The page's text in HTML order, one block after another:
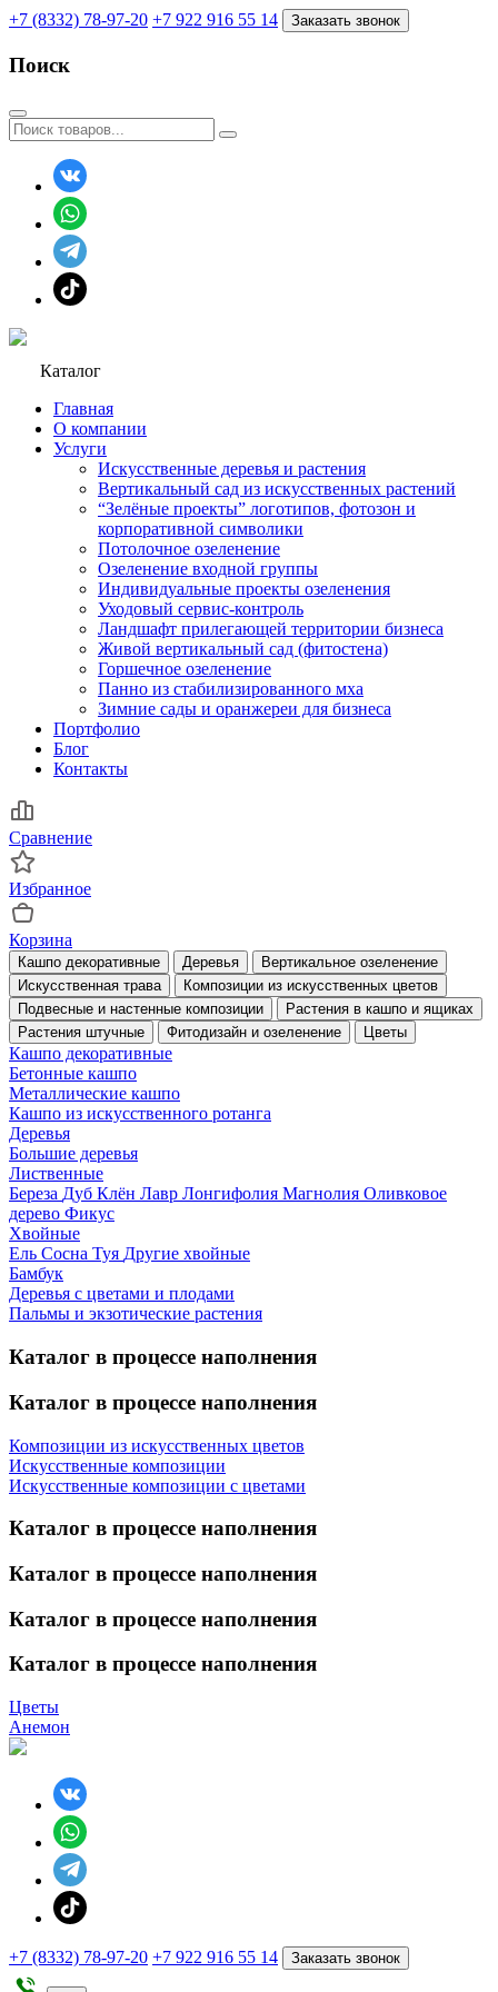
+7 (8332) 78-97-20 +7 922 916 55 14 Заказать звонок
Поиск
Каталог
Главная
О компании
Услуги
Искусственные деревья и растения
Вертикальный сад из искусственных растений
“Зелёные проекты” логотипов, фотозон и
корпоративной символики
Потолочное озеленение
Озеленение входной группы
Индивидуальные проекты озеленения
Уходовый сервис-контроль
Ландшафт прилегающей территории бизнеса
Живой вертикальный сад (фитостена)
Горшечное озеленение
Панно из стабилизированного мха
Зимние сады и оранжереи для бизнеса
Портфолио
Блог
Контакты
Сравнение
Избранное
Корзина
Кашпо декоративные Деревья
Вертикальное озеленение
Искусственная трава
Композиции из искусственных цветов
Подвесные и настенные композиции
Растения в кашпо и ящиках
Растения штучные
Фитодизайн и озеленение Цветы
Кашпо декоративные
Бетонные кашпо
Металлические кашпо
Кашпо из искусственного ротанга
Деревья
Большие деревья
Лиственные
Береза Дуб Клён Лавр Лонгифолия Магнолия Оливковое
дерево Фикус
Хвойные
Ель Сосна Туя Другие хвойные
Бамбук
Деревья с цветами и плодами
Пальмы и экзотические растения
Каталог в процессе наполнения
Каталог в процессе наполнения
Композиции из искусственных цветов
Искусственные композиции
Искусственные композиции с цветами
Каталог в процессе наполнения
Каталог в процессе наполнения
Каталог в процессе наполнения
Каталог в процессе наполнения
Цветы
Анемон
+7 (8332) 78-97-20 +7 922 916 55 14 Заказать звонок